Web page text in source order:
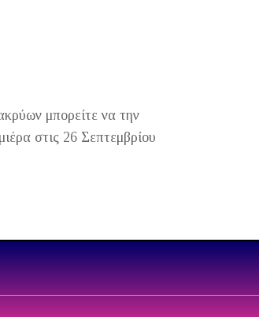
μπορείτε να την
στις 26 Σεπτεμβρίου